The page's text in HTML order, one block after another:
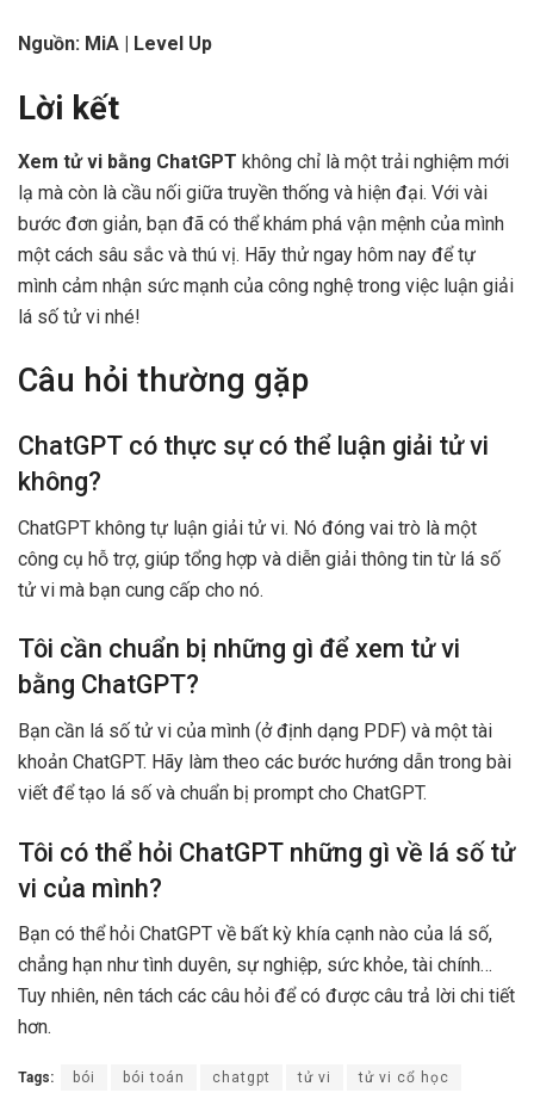
Nguồn: MiA | Level Up
Lời kết
Xem tử vi bằng ChatGPT không chỉ là một trải nghiệm mới
lạ mà còn là cầu nối giữa truyền thống và hiện đại. Với vài
bước đơn giản, bạn đã có thể khám phá vận mệnh của mình
một cách sâu sắc và thú vị. Hãy thử ngay hôm nay để tự
mình cảm nhận sức mạnh của công nghệ trong việc luận giải
lá số tử vi nhé!
Câu hỏi thường gặp
ChatGPT có thực sự có thể luận giải tử vi
không?
ChatGPT không tự luận giải tử vi. Nó đóng vai trò là một
công cụ hỗ trợ, giúp tổng hợp và diễn giải thông tin từ lá số
tử vi mà bạn cung cấp cho nó.
Tôi cần chuẩn bị những gì để xem tử vi
bằng ChatGPT?
Bạn cần lá số tử vi của mình (ở định dạng PDF) và một tài
khoản ChatGPT. Hãy làm theo các bước hướng dẫn trong bài
viết để tạo lá số và chuẩn bị prompt cho ChatGPT.
Tôi có thể hỏi ChatGPT những gì về lá số tử
vi của mình?
Bạn có thể hỏi ChatGPT về bất kỳ khía cạnh nào của lá số,
chẳng hạn như tình duyên, sự nghiệp, sức khỏe, tài chính…
Tuy nhiên, nên tách các câu hỏi để có được câu trả lời chi tiết
hơn.
Tags: bói bói toán chatgpt tử vi tử vi cổ học